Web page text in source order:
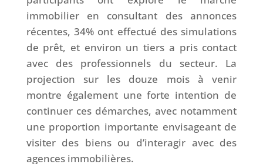
immobilier en consultant des annonces
récentes, 34% ont effectué des simulations
de prêt, et environ un tiers a pris contact
avec des professionnels du secteur. La
projection sur les douze mois à venir
montre également une forte intention de
continuer ces démarches, avec notamment
une proportion importante envisageant de
visiter des biens ou d’interagir avec des
agences immobilières.